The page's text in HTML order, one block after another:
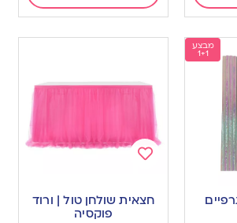
מבצע
1+1
to
חצאית שולחן טול | ורוד
פוקסיה